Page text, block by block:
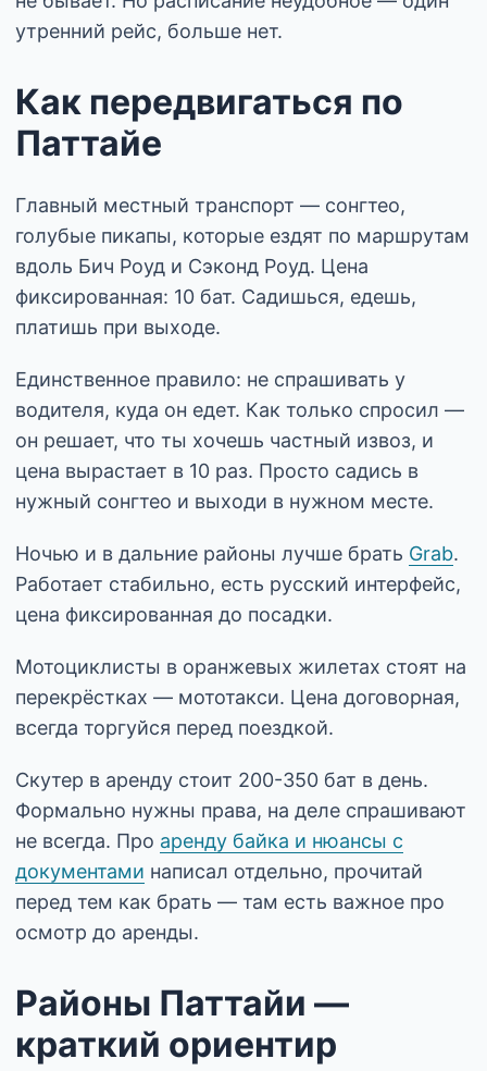
утренний рейс, больше нет.
Как передвигаться по
Паттайе
Главный местный транспорт — сонгтео,
голубые пикапы, которые ездят по маршрутам
вдоль Бич Роуд и Сэконд Роуд. Цена
фиксированная: 10 бат. Садишься, едешь,
платишь при выходе.
Единственное правило: не спрашивать у
водителя, куда он едет. Как только спросил —
он решает, что ты хочешь частный извоз, и
цена вырастает в 10 раз. Просто садись в
нужный сонгтео и выходи в нужном месте.
Ночью и в дальние районы лучше брать Grab.
Работает стабильно, есть русский интерфейс,
цена фиксированная до посадки.
Мотоциклисты в оранжевых жилетах стоят на
перекрёстках — мототакси. Цена договорная,
всегда торгуйся перед поездкой.
Скутер в аренду стоит 200-350 бат в день.
Формально нужны права, на деле спрашивают
не всегда. Про аренду байка и нюансы с
документами написал отдельно, прочитай
перед тем как брать — там есть важное про
осмотр до аренды.
Районы Паттайи —
краткий ориентир